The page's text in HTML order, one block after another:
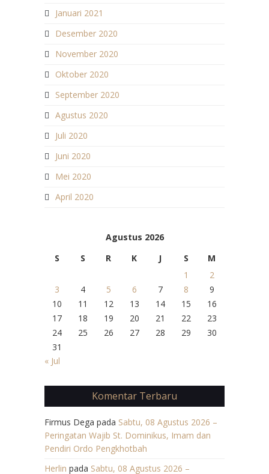
Januari 2021
Desember 2020
November 2020
Oktober 2020
September 2020
Agustus 2020
Juli 2020
Juni 2020
Mei 2020
April 2020
Agustus 2026
S
S R K J S
M
1
2
3
4 5 6 7 8
9
10
11 12 13 14 15
16
17
18 19 20 21 22
23
24
25 26 27 28 29
30
31
« Jul
Komentar Terbaru
Firmus Dega pada Sabtu, 08 Agustus 2026 –
Peringatan Wajib St. Dominikus, Imam dan
Pendiri Ordo Pengkhotbah
Herlin pada Sabtu, 08 Agustus 2026 –